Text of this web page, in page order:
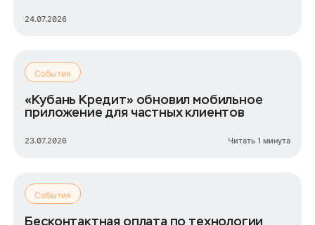
24.07.2026
События
«Кубань Кредит» обновил мобильное
приложение для частных клиентов
23.07.2026 Читать 1 минута
События
Бесконтактная оплата по технологии